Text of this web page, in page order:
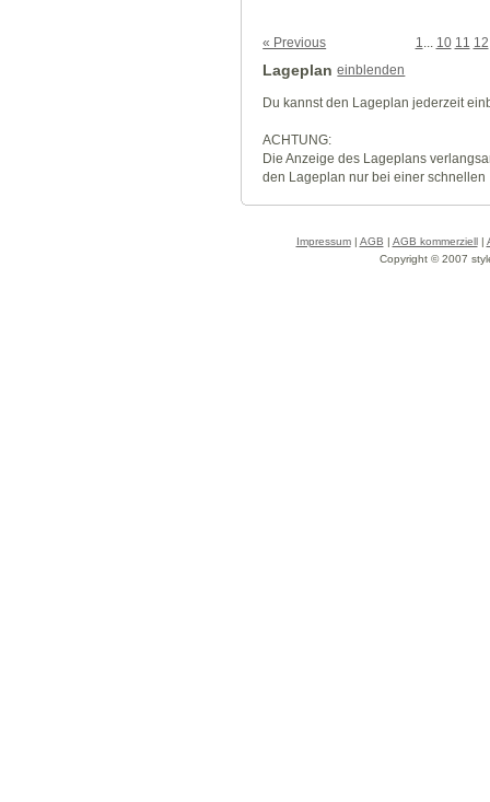
« Previous 1... 10 11 12
Lageplan einblenden
Du kannst den Lageplan jederzeit
ACHTUNG:
Die Anzeige des Lageplans
den Lageplan nur bei einer
Impressum| AGB | AGB kommerziell|
Copyright © 2007